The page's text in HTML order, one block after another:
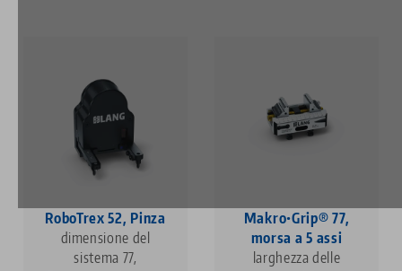
RoboTrex 52, Pinza
dimensione del
sistema 77,
Makro•Grip® 77,
morsa a 5 assi
larghezza delle